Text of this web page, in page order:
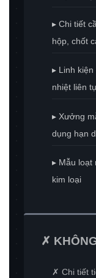
▸ Chi tiết
hộp, chốt
▸ Linh
nhiệt liên
▸ Xưởng
dụng hạn
▸ Mẫu loạt
kim loại
✗
✗ Chi tiết